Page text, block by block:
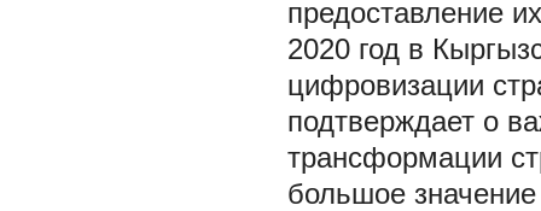
предоставление
2020 год в
цифровизации
подтверждает о
трансформации
большое